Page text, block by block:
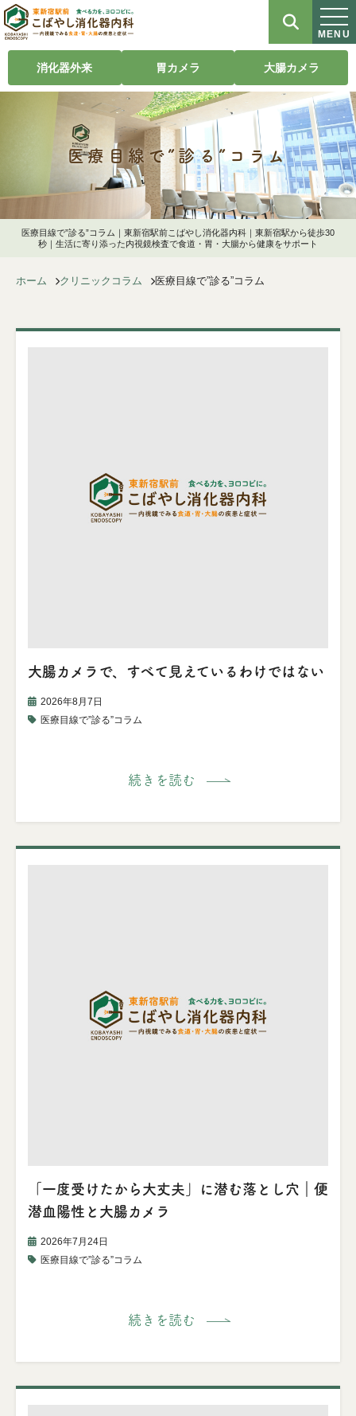
MENU
医療目線で”診る”コラム
医療目線で”診る”コラム｜東新宿駅前こばやし消化器内科｜東新宿駅から徒歩30
秒｜生活に寄り添った内視鏡検査で食道・胃・大腸から健康をサポート
消化器外来 胃カメラ 大腸カメラ
ホーム クリニックコラム 医療目線で”診る”コラム
大腸カメラで、すべて見えているわけではない
2026年8月7日
医療目線で”診る”コラム
続きを読む
「一度受けたから大丈夫」に潜む落とし穴｜便
潜血陽性と大腸カメラ
2026年7月24日
医療目線で”診る”コラム
続きを読む